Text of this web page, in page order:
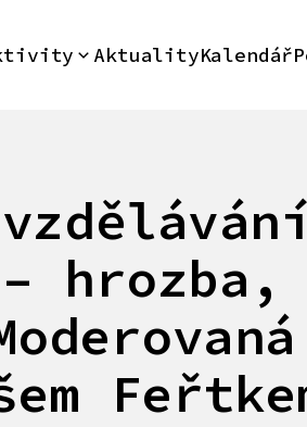
AktualityKalendář
– hrozba,